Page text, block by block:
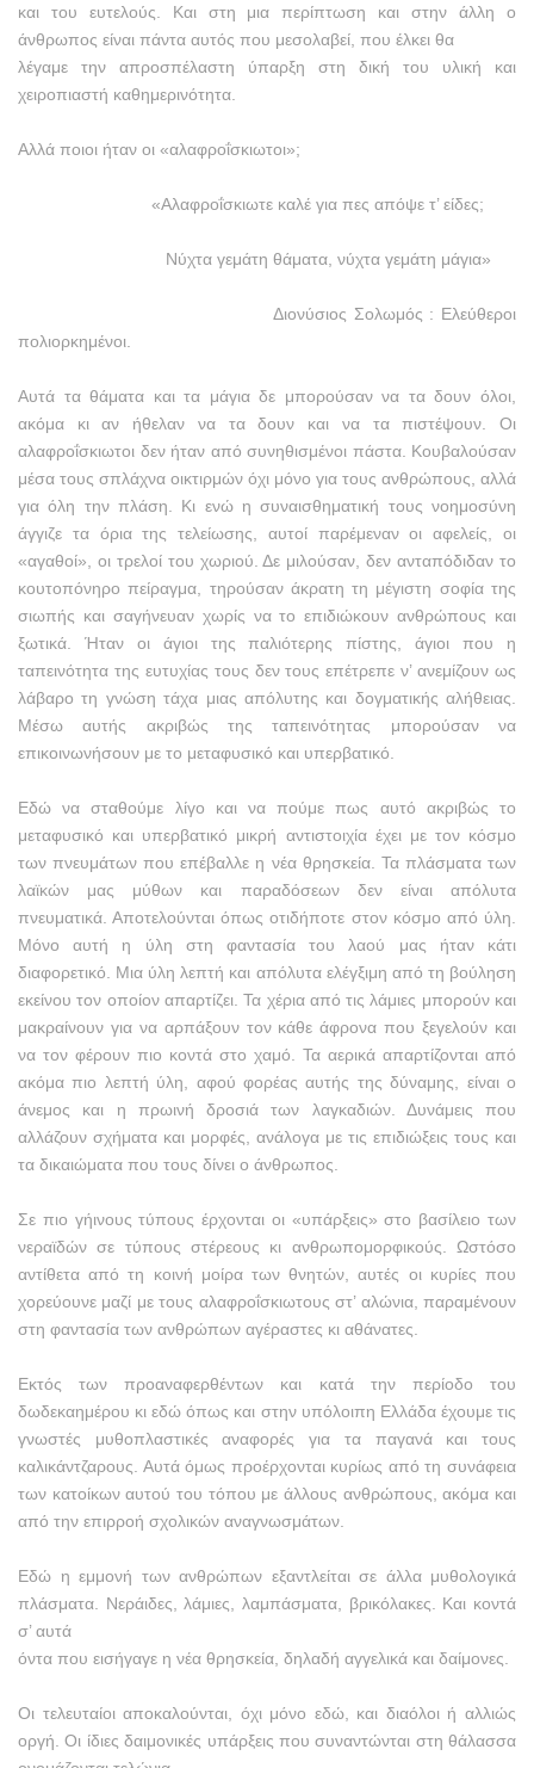
και του ευτελούς. Και στη μια περίπτωση και στην άλλη ο
άνθρωπος είναι πάντα αυτός που μεσολαβεί, που έλκει θα
λέγαμε την απροσπέλαστη ύπαρξη στη δική του υλική και
χειροπιαστή καθημερινότητα.
Αλλά ποιοι ήταν οι «αλαφροΐσκιωτοι»;
«Αλαφροΐσκιωτε καλέ για πες απόψε τ’ είδες;
Νύχτα γεμάτη θάματα, νύχτα γεμάτη μάγια»
Διονύσιος Σολωμός : Ελεύθεροι
πολιορκημένοι.
Αυτά τα θάματα και τα μάγια δε μπορούσαν να τα δουν όλοι,
ακόμα κι αν ήθελαν να τα δουν και να τα πιστέψουν. Οι
αλαφροΐσκιωτοι δεν ήταν από συνηθισμένοι πάστα. Κουβαλούσαν
μέσα τους σπλάχνα οικτιρμών όχι μόνο για τους ανθρώπους, αλλά
για όλη την πλάση. Κι ενώ η συναισθηματική τους νοημοσύνη
άγγιζε τα όρια της τελείωσης, αυτοί παρέμεναν οι αφελείς, οι
«αγαθοί», οι τρελοί του χωριού. Δε μιλούσαν, δεν ανταπόδιδαν το
κουτοπόνηρο πείραγμα, τηρούσαν άκρατη τη μέγιστη σοφία της
σιωπής και σαγήνευαν χωρίς να το επιδιώκουν ανθρώπους και
ξωτικά. Ήταν οι άγιοι της παλιότερης πίστης, άγιοι που η
ταπεινότητα της ευτυχίας τους δεν τους επέτρεπε ν’ ανεμίζουν ως
λάβαρο τη γνώση τάχα μιας απόλυτης και δογματικής αλήθειας.
Μέσω αυτής ακριβώς της ταπεινότητας μπορούσαν να
επικοινωνήσουν με το μεταφυσικό και υπερβατικό.
Εδώ να σταθούμε λίγο και να πούμε πως αυτό ακριβώς το
μεταφυσικό και υπερβατικό μικρή αντιστοιχία έχει με τον κόσμο
των πνευμάτων που επέβαλλε η νέα θρησκεία. Τα πλάσματα των
λαϊκών μας μύθων και παραδόσεων δεν είναι απόλυτα
πνευματικά. Αποτελούνται όπως οτιδήποτε στον κόσμο από ύλη.
Μόνο αυτή η ύλη στη φαντασία του λαού μας ήταν κάτι
διαφορετικό. Μια ύλη λεπτή και απόλυτα ελέγξιμη από τη βούληση
εκείνου τον οποίον απαρτίζει. Τα χέρια από τις λάμιες μπορούν και
μακραίνουν για να αρπάξουν τον κάθε άφρονα που ξεγελούν και
να τον φέρουν πιο κοντά στο χαμό. Τα αερικά απαρτίζονται από
ακόμα πιο λεπτή ύλη, αφού φορέας αυτής της δύναμης, είναι ο
άνεμος και η πρωινή δροσιά των λαγκαδιών. Δυνάμεις που
αλλάζουν σχήματα και μορφές, ανάλογα με τις επιδιώξεις τους και
τα δικαιώματα που τους δίνει ο άνθρωπος.
Σε πιο γήινους τύπους έρχονται οι «υπάρξεις» στο βασίλειο των
νεραϊδών σε τύπους στέρεους κι ανθρωπομορφικούς. Ωστόσο
αντίθετα από τη κοινή μοίρα των θνητών, αυτές οι κυρίες που
χορεύουνε μαζί με τους αλαφροΐσκιωτους στ’ αλώνια, παραμένουν
στη φαντασία των ανθρώπων αγέραστες κι αθάνατες.
Εκτός των προαναφερθέντων και κατά την περίοδο του
δωδεκαημέρου κι εδώ όπως και στην υπόλοιπη Ελλάδα έχουμε τις
γνωστές μυθοπλαστικές αναφορές για τα παγανά και τους
καλικάντζαρους. Αυτά όμως προέρχονται κυρίως από τη συνάφεια
των κατοίκων αυτού του τόπου με άλλους ανθρώπους, ακόμα και
από την επιρροή σχολικών αναγνωσμάτων.
Εδώ η εμμονή των ανθρώπων εξαντλείται σε άλλα μυθολογικά
πλάσματα. Νεράιδες, λάμιες, λαμπάσματα, βρικόλακες. Και κοντά
σ’ αυτά
όντα που εισήγαγε η νέα θρησκεία, δηλαδή αγγελικά και δαίμονες.
Οι τελευταίοι αποκαλούνται, όχι μόνο εδώ, και διαόλοι ή αλλιώς
οργή. Οι ίδιες δαιμονικές υπάρξεις που συναντώνται στη θάλασσα